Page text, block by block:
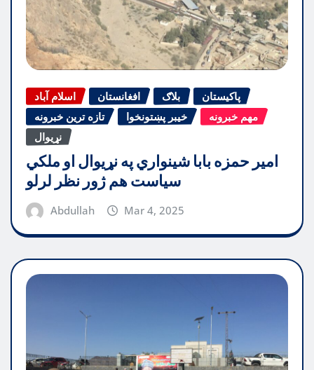
اسلام آباد افغانستان بلاګ
پاکیستان
تازه ترین خبرونه
خیبر پښتونخوا
مهم خبرونه
نړیوال
امیر حمزه بابا شینواري په نړیوال او ملکي
سیاست هم ژور نظر لرلو
Abdullah Mar 4, 2025